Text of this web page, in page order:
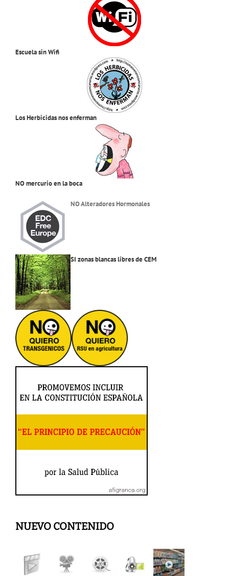
Escuela sin Wifi
Los Herbicidas nos enferman
NO mercurio en la boca
NO Alteradores Hormonales
SI zonas blancas libres de CEM
NUEVO CONTENIDO